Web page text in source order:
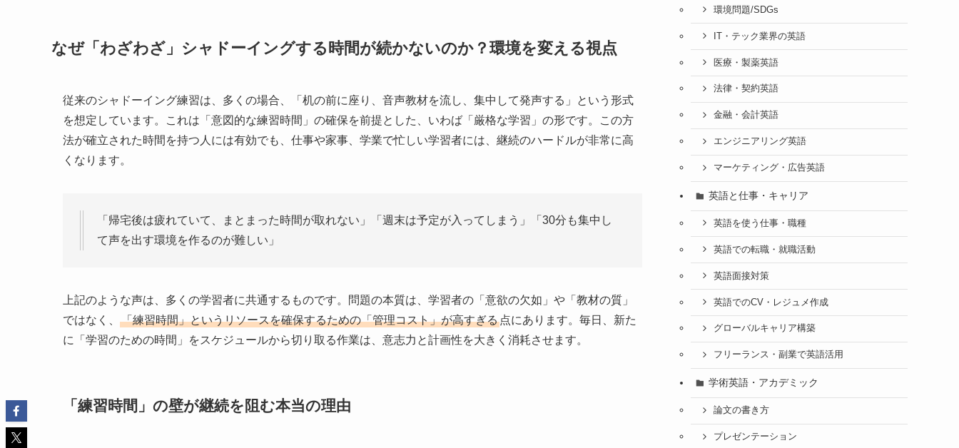
なぜ「わざわざ」シャドーイングする時間が続かないのか？環境を変える視点
従来のシャドーイング練習は、多くの場合、「机の前に座り、音声教材を流し、集中して発声する」という形式
を想定しています。これは「意図的な練習時間」の確保を前提とした、いわば「厳格な学習」の形です。この方
法が確立された時間を持つ人には有効でも、仕事や家事、学業で忙しい学習者には、継続のハードルが非常に高
くなります。
「帰宅後は疲れていて、まとまった時間が取れない」「週末は予定が入ってしまう」「30分も集中し
て声を出す環境を作るのが難しい」
上記のような声は、多くの学習者に共通するものです。問題の本質は、学習者の「意欲の欠如」や「教材の質」
ではなく、
「練習時間」というリソースを確保するための「管理コスト」が高すぎる 点にあります。毎日、新た
に「学習のための時間」をスケジュールから切り取る作業は、意志力と計画性を大きく消耗させます。
「練習時間」の壁が継続を阻む本当の理由
環境問題/SDGs
IT・テック業界の英語
医療・製薬英語
法律・契約英語
金融・会計英語
エンジニアリング英語
マーケティング・広告英語
英語と仕事・キャリア
英語を使う仕事・職種
英語での転職・就職活動
英語面接対策
英語でのCV・レジュメ作成
グローバルキャリア構築
フリーランス・副業で英語活用
学術英語・アカデミック
論文の書き方
プレゼンテーション